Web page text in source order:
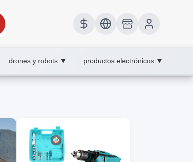
drones y robots ▼ productos electrónicos ▼
prácticos de compra efectiva.